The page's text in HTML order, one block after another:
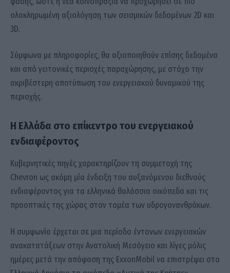
ολοκληρωμένη αξιολόγηση των σεισμικών δεδομένων 2D και
3D.
Σύμφωνα με πληροφορίες, θα αξιοποιηθούν επίσης δεδομένα
και από γειτονικές περιοχές παραχώρησης, με στόχο την
ακριβέστερη αποτύπωση του ενεργειακού δυναμικού της
περιοχής.
Η Ελλάδα στο επίκεντρο του ενεργειακού
ενδιαφέροντος
Κυβερνητικές πηγές χαρακτηρίζουν τη συμμετοχή της
Chevron ως ακόμη μία ένδειξη του αυξανόμενου διεθνούς
ενδιαφέροντος για τα ελληνικά θαλάσσια οικόπεδα και τις
προοπτικές της χώρας στον τομέα των υδρογονανθράκων.
Η συμφωνία έρχεται σε μια περίοδο έντονων ενεργειακών
ανακατατάξεων στην Ανατολική Μεσόγειο και λίγες μόλις
ημέρες μετά την απόφαση της ExxonMobil να επιστρέψει στο